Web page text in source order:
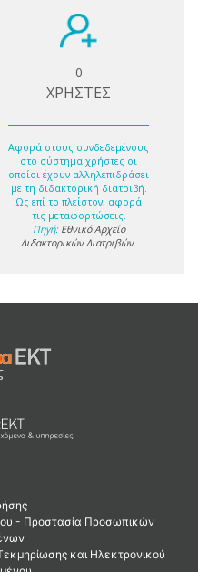
0
ΧΡΗΣΤΕΣ
Αφορά στους συνδεδεμένους
στο σύστημα χρήστες οι
οποίοι έχουν αλληλεπιδράσει
με τη διδακτορική διατριβή.
Ως επί το πλείστον, αφορά
τις μεταφορτώσεις.
Πηγή: Εθνικό Αρχείο
Διδακτορικών Διατριβών.